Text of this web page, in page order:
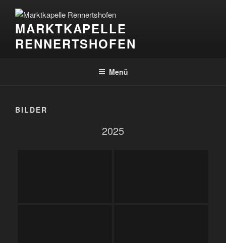
Inhalt
springenMARKTKAPELLE
RENNERTSHOFEN
Menü
BILDER
2025